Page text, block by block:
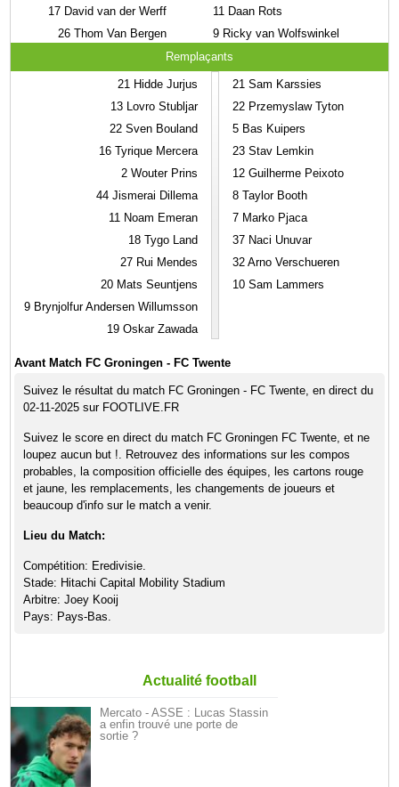
17 David van der Werff
26 Thom Van Bergen
11 Daan Rots
9 Ricky van Wolfswinkel
Remplaçants
21 Hidde Jurjus
13 Lovro Stubljar
22 Sven Bouland
16 Tyrique Mercera
2 Wouter Prins
44 Jismerai Dillema
11 Noam Emeran
18 Tygo Land
27 Rui Mendes
20 Mats Seuntjens
9 Brynjolfur Andersen Willumsson
19 Oskar Zawada
21 Sam Karssies
22 Przemyslaw Tyton
5 Bas Kuipers
23 Stav Lemkin
12 Guilherme Peixoto
8 Taylor Booth
7 Marko Pjaca
37 Naci Unuvar
32 Arno Verschueren
10 Sam Lammers
Avant Match FC Groningen - FC Twente
Suivez le résultat du match FC Groningen - FC Twente, en direct du
02-11-2025 sur FOOTLIVE.FR
Suivez le score en direct du match FC Groningen FC Twente, et ne
loupez aucun but !. Retrouvez des informations sur les compos
probables, la composition officielle des équipes, les cartons rouge
et jaune, les remplacements, les changements de joueurs et
beaucoup d'info sur le match a venir.
Lieu du Match:
Compétition: Eredivisie.
Stade: Hitachi Capital Mobility Stadium
Arbitre: Joey Kooij
Pays: Pays-Bas.
Actualité football
Mercato - ASSE : Lucas Stassin
a enfin trouvé une porte de
sortie ?